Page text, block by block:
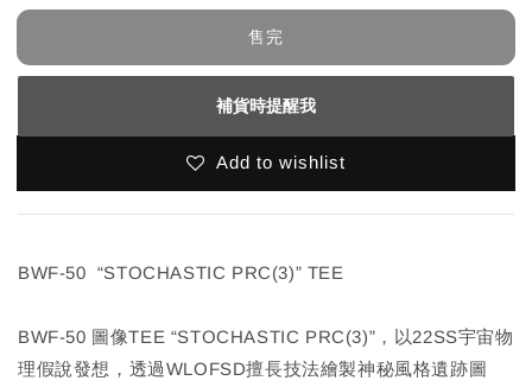
售完
補貨時提醒我
Add to wishlist
BWF-50 “STOCHASTIC PRC(3)” TEE
BWF-50 圖像TEE “STOCHASTIC PRC(3)”，以22SS宇宙物
理假說發想，透過WLOFSD擅長技法繪製神秘風格遺跡圖